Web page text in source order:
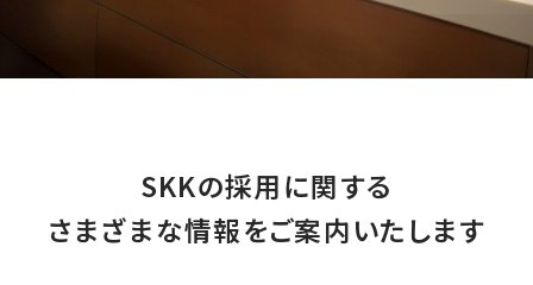
SKKの採用に関する
さまざまな情報をご案内いたします